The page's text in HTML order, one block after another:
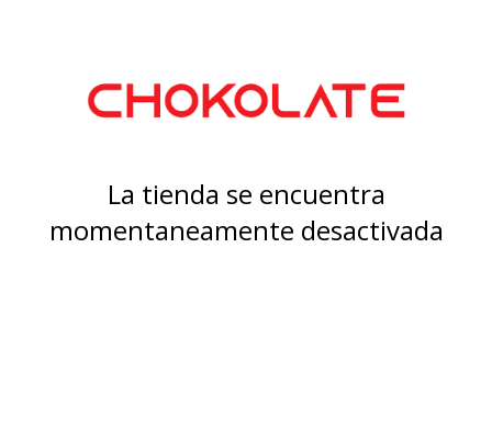
La tienda se encuentra
momentaneamente desactivada